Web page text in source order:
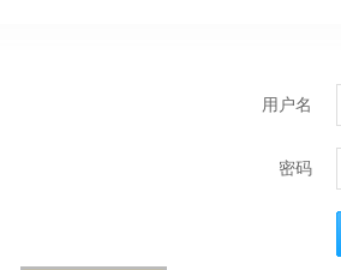
用户名
密码